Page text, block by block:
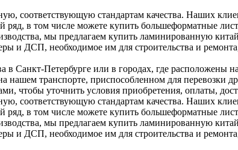
соответствующую стандартам качества. Наших
ряд, в том числе можете купить большеформатные
мы предлагаем купить ламинированную
и ДСП, необходимое им для строительства и
Санкт-Петербурге или в городах, где расположены
нашем транспорте, приспособленном для
чтобы уточнить условия приобретения, оплаты,
соответствующую стандартам качества. Наших
ряд, в том числе можете купить большеформатные
мы предлагаем купить ламинированную
и ДСП, необходимое им для строительства и